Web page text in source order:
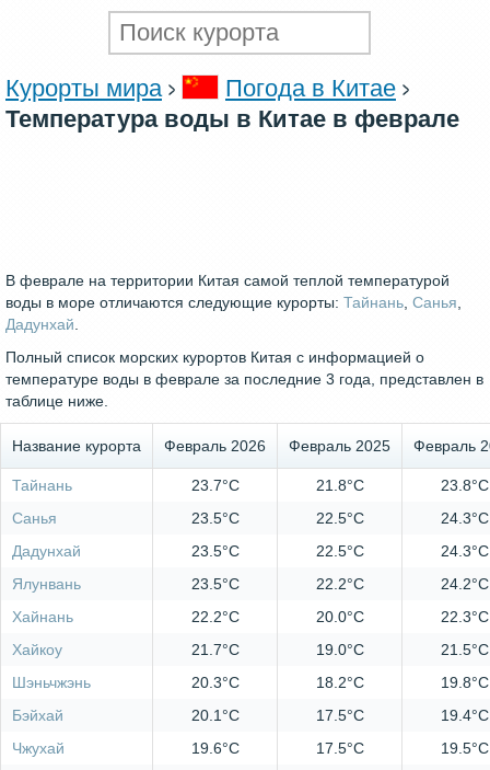
Курорты мира
Погода в Китае
Температура воды в Китае в феврале
В феврале на территории Китая самой теплой температурой
воды в море отличаются следующие курорты: Тайнань, Санья,
Дадунхай.
Полный список морских курортов Китая с информацией о
температуре воды в феврале за последние 3 года, представлен в
таблице ниже.
Название курорта Февраль 2026 Февраль 2025 Февраль
Тайнань 23.7°C 21.8°C
23.8°C
Санья
23.5°C 22.5°C
24.3°C
Дадунхай
23.5°C 22.5°C
24.3°C
Ялунвань
23.5°C 22.2°C
24.2°C
Хайнань
22.2°C 20.0°C
22.3°C
Хайкоу
21.7°C 19.0°C
21.5°C
Шэньчжэнь
20.3°C 18.2°C
19.8°C
Бэйхай
20.1°C 17.5°C
19.4°C
Чжухай
19.6°C 17.5°C
19.5°C